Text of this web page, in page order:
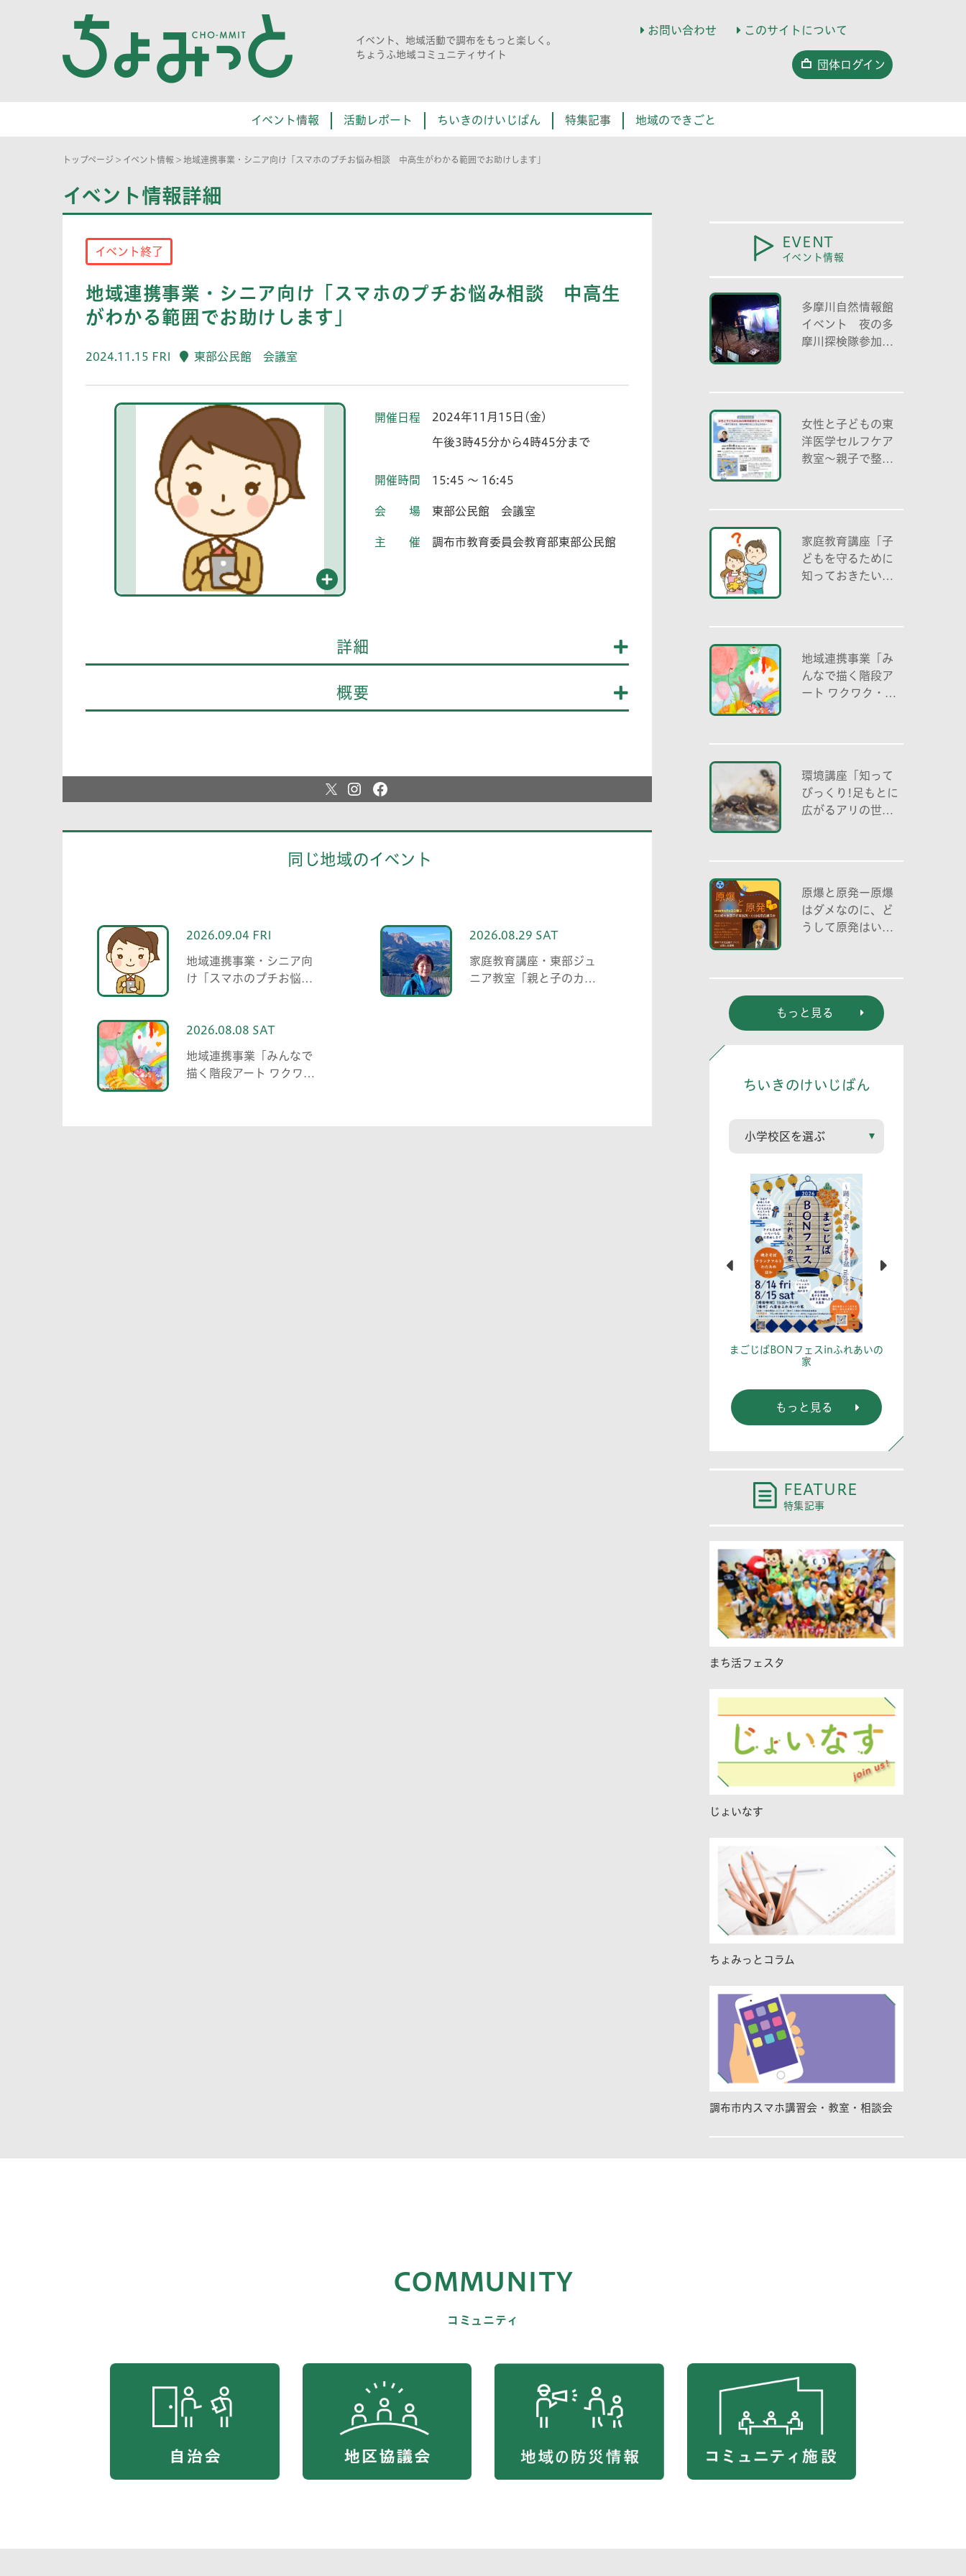
イベント、地域活動で調布をもっと楽しく。
ちょうふ地域コミュニティサイト
お問い合わせ このサイトについて
団体ログイン
イベント情報 活動レポート ちいきのけいじばん 特集記事 地域のできごと
トップページ > イベント情報 > 地域連携事業・シニア向け「スマホのプチお悩み相談 中高生がわかる範囲でお助けします」
イベント情報詳細
イベント終了
地域連携事業・シニア向け「スマホのプチお悩み相談 中高生
がわかる範囲でお助けします」
2024.11.15 FRI 東部公民館 会議室
開催日程 2024年11月15日(金)
午後3時45分から4時45分まで
開催時間 15:45 ～ 16:45
会場 東部公民館 会議室
主催 調布市教育委員会教育部東部公民館
詳細
概要
同じ地域のイベント
2026.09.04 FRI
地域連携事業・シニア向
け「スマホのプチお悩み
2026.08.29 SAT
家庭教育講座・東部ジュ
ニア教室「親と子のカッ
2026.08.08 SAT
地域連携事業「みんなで
描く階段アート ワクワ
EVENT
イベント情報
多摩川自然情報館
イベント 夜の多
摩川探検隊参加者
女性と子どもの東
洋医学セルフケア
教室～親子で整え
家庭教育講座「子
どもを守るために
知っておきたいこ
地域連携事業「み
んなで描く階段ア
ート ワクワク・自
環境講座「知って
びっくり!足もとに
広がるアリの世界
原爆と原発ー原爆
はダメなのに、ど
うして原発はいい
もっと見る
ちいきのけいじばん
まごじばBONフェスinふれあいの
家
もっと見る
FEATURE
特集記事
まち活フェスタ
じょいなす
ちょみっとコラム
調布市内スマホ講習会・教室・相談会
COMMUNITY
コミュニティ